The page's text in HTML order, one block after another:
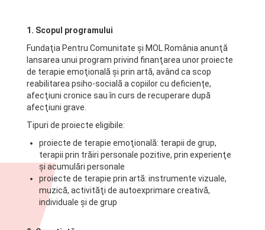
1. Scopul programului
Fundaţia Pentru Comunitate şi MOL România anunţă
lansarea unui program privind finanţarea unor proiecte
de terapie emoţională şi prin artă, având ca scop
reabilitarea psiho-socială a copiilor cu deficiențe,
afecţiuni cronice sau în curs de recuperare după
afecţiuni grave.
Tipuri de proiecte eligibile:
proiecte de terapie emoţională: terapii de grup,
terapii prin trăiri personale pozitive, prin experienţe
şi acumulări personale
proiecte de terapie prin artă: instrumente vizuale,
muzică, activităţi de autoexprimare creativă,
individuale şi de grup